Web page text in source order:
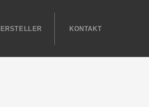
KONTAKT